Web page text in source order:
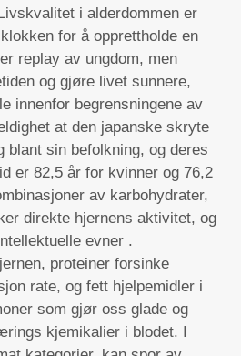
i alderdommen er
for å opprettholde en
replay av ungdom, men
og gjøre livet sunnere,
innenfor begrensningene av
at den japanske skryte
sin befolkning, og deres
er 82,5 år for kvinner og 76,2
av karbohydrater,
direkte hjernens aktivitet, og
evner .
proteiner forsinke
rate, og fett hjelpemidler i
som gjør oss glade og
kjemikalier i blodet. I